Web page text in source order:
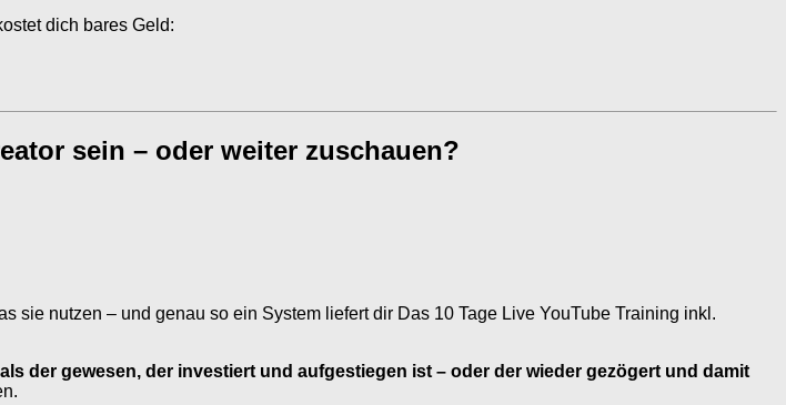
dich bares Geld:
sein – oder weiter zuschauen?
sie nutzen – und genau so ein System liefert dir Das 10 Tage Live YouTube Training inkl.
der gewesen, der investiert und aufgestiegen ist – oder der wieder gezögert und damit